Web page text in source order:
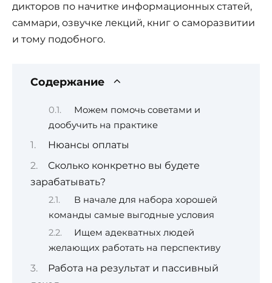
дикторов по начитке информационных статей,
саммари, озвучке лекций, книг о саморазвитии
и тому подобного.
Содержание
Можем помочь советами и
дообучить на практике
Нюансы оплаты
Сколько конкретно вы будете
зарабатывать?
В начале для набора хорошей
команды самые выгодные условия
Ищем адекватных людей
желающих работать на перспективу
Работа на результат и пассивный